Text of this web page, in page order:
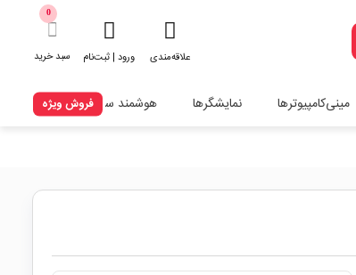
علاقه‌مندی ورود | ثبت‌نام
0
سبد خرید
مینی‌کامپیوترها نمایشگرها هوشمند سازیفروش ویژه